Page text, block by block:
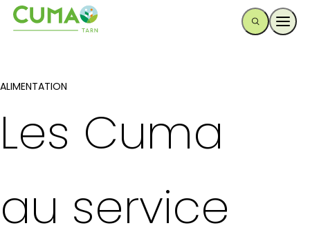
ALIMENTATION
Les Cuma
au service